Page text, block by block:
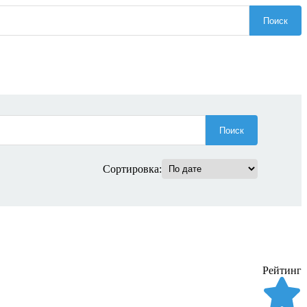
Поиск
Поиск
Сортировка:
Рейтинг